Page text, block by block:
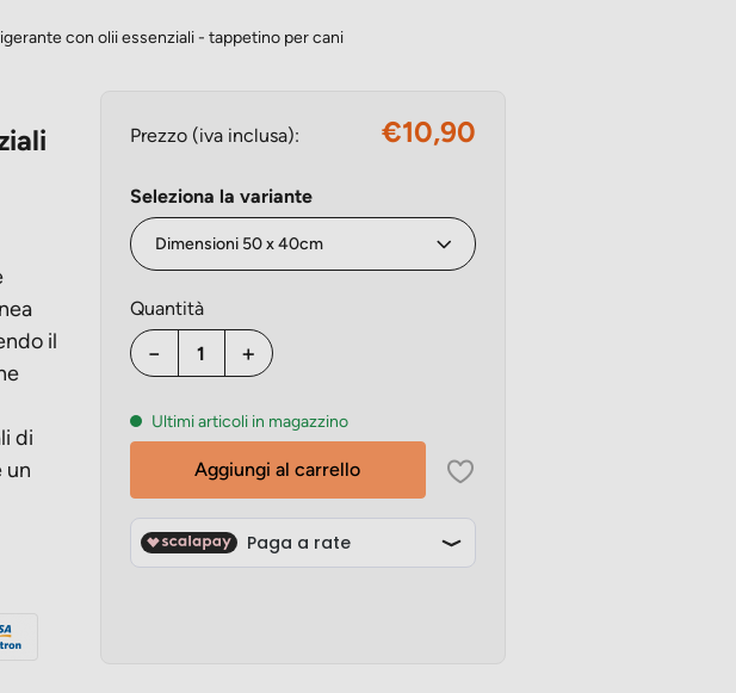
con olii essenziali - tappetino per cani
il
di
un
Prezzo (iva inclusa): €10,90
Seleziona la variante
Quantità
− +
Ultimi articoli in magazzino
Aggiungi al carrello